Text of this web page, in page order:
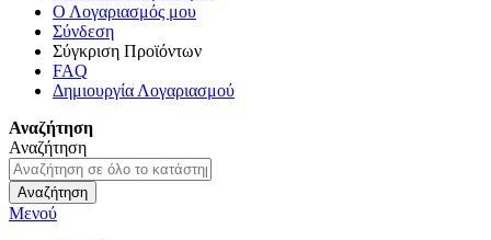
Ο Λογαριασμός μου
Σύνδεση
Σύγκριση Προϊόντων
FAQ
Δημιουργία Λογαριασμού
Αναζήτηση
Αναζήτηση
Αναζήτηση
Μενού